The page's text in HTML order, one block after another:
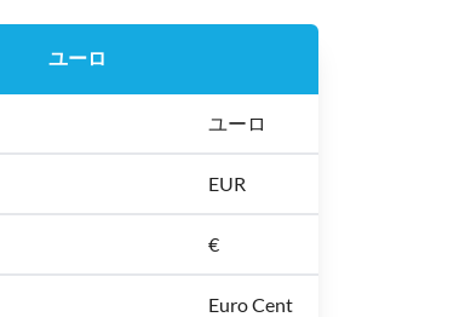
ユーロ
ユーロ
EUR
€
Euro Cent